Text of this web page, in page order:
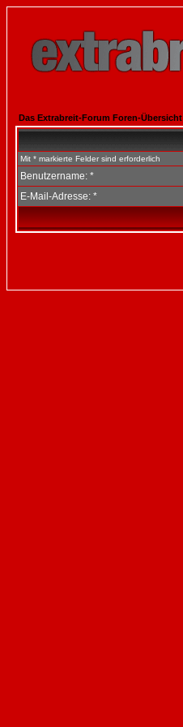
Das Extrabreit-Forum Foren-Übersicht
Mit * markierte Felder sind erforderlich
Benutzername: *
E-Mail-Adresse: *